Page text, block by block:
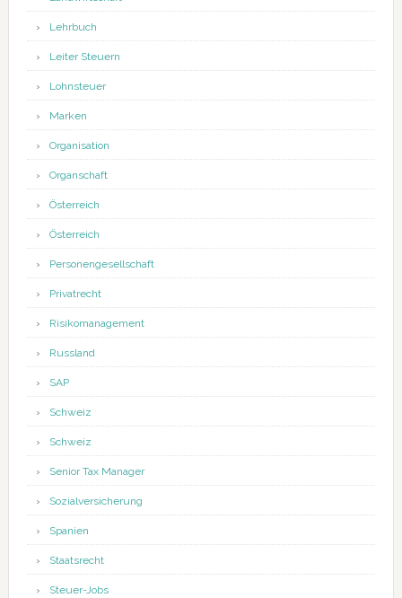
Lehrbuch
Leiter Steuern
Lohnsteuer
Marken
Organisation
Organschaft
Österreich
Österreich
Personengesellschaft
Privatrecht
Risikomanagement
Russland
SAP
Schweiz
Schweiz
Senior Tax Manager
Sozialversicherung
Spanien
Staatsrecht
Steuer-Jobs